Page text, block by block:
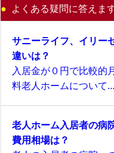
よくある疑問に答えま
サニーライフ、イリー
違いは？
入居金が０円で比較的
料老人ホームについて...
老人ホーム入居者の病
費用相場は？